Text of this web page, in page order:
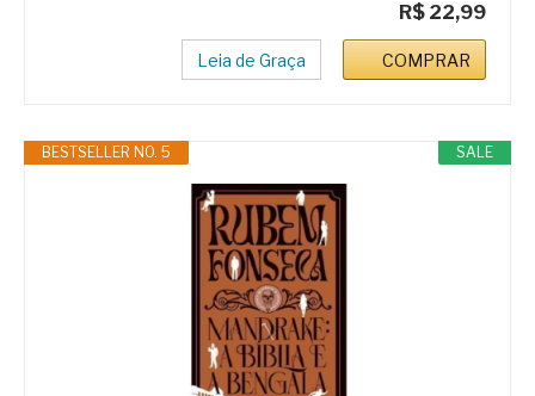
R$ 22,99
Leia de Graça COMPRAR
SALE
BESTSELLER NO. 5